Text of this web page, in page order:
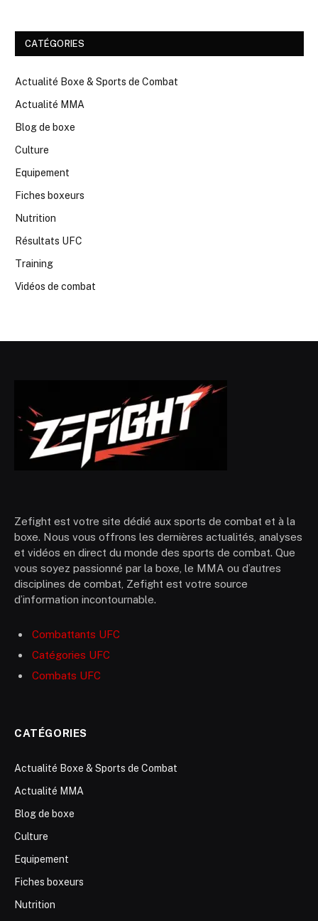
CATÉGORIES
Actualité Boxe & Sports de Combat
Actualité MMA
Blog de boxe
Culture
Equipement
Fiches boxeurs
Nutrition
Résultats UFC
Training
Vidéos de combat
Zefight est votre site dédié aux sports de combat et à la
boxe. Nous vous offrons les dernières actualités, analyses
et vidéos en direct du monde des sports de combat. Que
vous soyez passionné par la boxe, le MMA ou d’autres
disciplines de combat, Zefight est votre source
d’information incontournable.
Combattants UFC
Catégories UFC
Combats UFC
CATÉGORIES
Actualité Boxe & Sports de Combat
Actualité MMA
Blog de boxe
Culture
Equipement
Fiches boxeurs
Nutrition